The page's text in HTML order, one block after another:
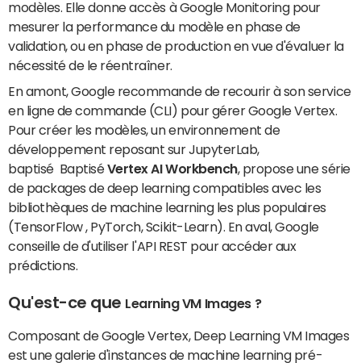
modèles. Elle donne accès à Google Monitoring pour
mesurer la performance du modèle en phase de
validation, ou en phase de production en vue d'évaluer la
nécessité de le réentraîner.
En amont, Google recommande de recourir à son service
en ligne de commande (CLI) pour gérer Google Vertex.
Pour créer les modèles, un environnement de
développement reposant sur JupyterLab,
baptisé BaptiséVertex AI Workbench, propose une série
de packages de deep learning compatibles avec les
bibliothèques de machine learning les plus populaires
(TensorFlow , PyTorch, Scikit-Learn). En aval, Google
conseille de d'utiliser l'API REST pour accéder aux
prédictions.
Qu'est-ce que Learning VM Images ?
Composant de Google Vertex, Deep Learning VM Images
est une galerie d'instances de machine learning pré-